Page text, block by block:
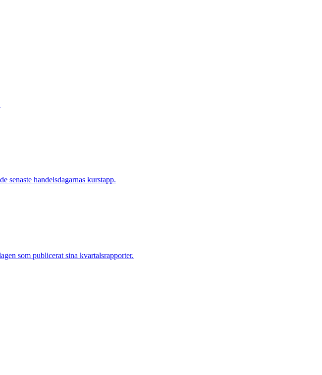
senaste handelsdagarnas kurstapp.
som publicerat sina kvartalsrapporter.